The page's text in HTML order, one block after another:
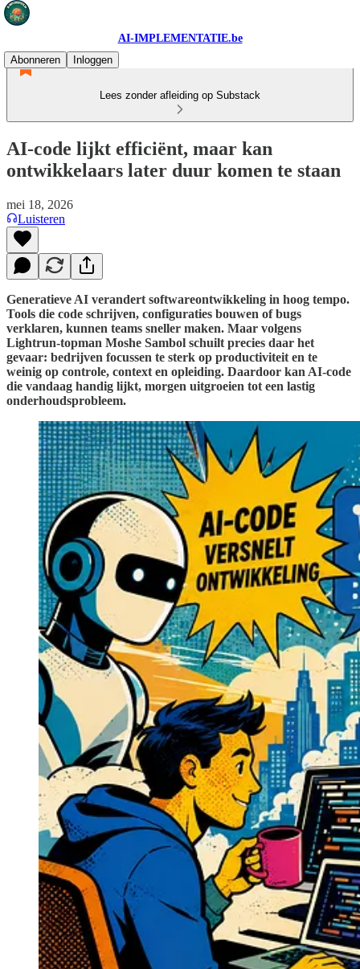
AI-IMPLEMENTATIE.be
Abonneren
Inloggen
Lees zonder afleiding op Substack
AI-code lijkt efficiënt, maar kan
ontwikkelaars later duur komen te staan
mei 18, 2026
Luisteren
Generatieve AI verandert softwareontwikkeling in hoog tempo.
Tools die code schrijven, configuraties bouwen of bugs
verklaren, kunnen teams sneller maken. Maar volgens
Lightrun-topman Moshe Sambol schuilt precies daar het
gevaar: bedrijven focussen te sterk op productiviteit en te
weinig op controle, context en opleiding. Daardoor kan AI-code
die vandaag handig lijkt, morgen uitgroeien tot een lastig
onderhoudsprobleem.